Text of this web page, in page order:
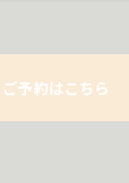
ご予約はこちら